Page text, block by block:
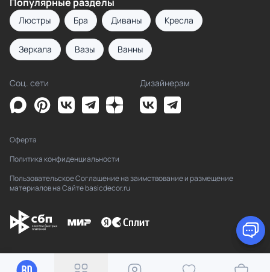
Люстры Бра Диваны Кресла
Зеркала Вазы Ванны
Соц. сети Дизайнерам
Оферта
Политика конфиденциальности
Пользовательское Соглашение на заимствование и размещение
материалов на Сайте basicdecor.ru